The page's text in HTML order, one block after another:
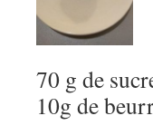
70 g de
10g de